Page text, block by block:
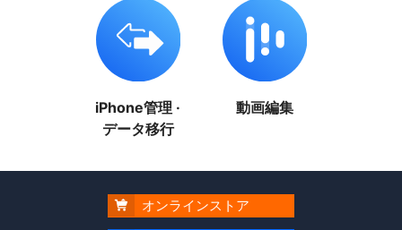
iPhone管理 ·
データ移行
動画編集
 オンラインストア